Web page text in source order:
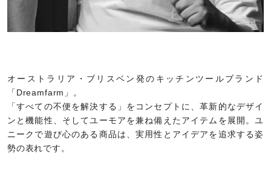
オーストラリア・ブリスベン発のキッチンツールブランド
「Dreamfarm」。
「すべての不便を解決する」をコンセプトに、革新的なデザイ
ンと機能性、そしてユーモアを兼ね備えたアイテムを展開。ユ
ニークで遊び心のある商品は、実用性とアイデアを追求する姿
勢の表れです。